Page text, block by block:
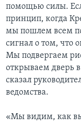
помощью силы.
принцип, когда
мы пошлем всем
сигнал о том, что
Мы подвергаем
открываем дверь
сказал
ведомства.
«Мы видим, как